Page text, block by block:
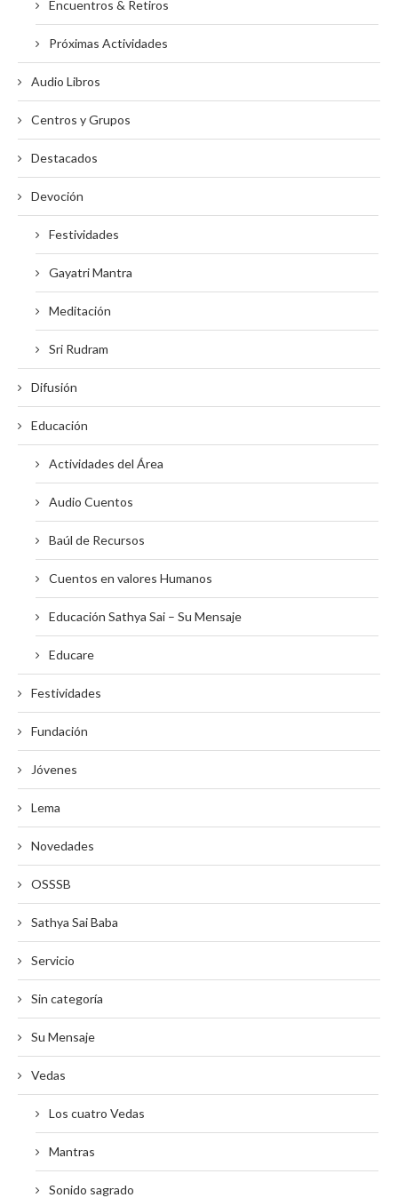
Encuentros & Retiros
Próximas Actividades
Audio Libros
Centros y Grupos
Destacados
Devoción
Festividades
Gayatri Mantra
Meditación
Sri Rudram
Difusión
Educación
Actividades del Área
Audio Cuentos
Baúl de Recursos
Cuentos en valores Humanos
Educación Sathya Sai – Su Mensaje
Educare
Festividades
Fundación
Jóvenes
Lema
Novedades
OSSSB
Sathya Sai Baba
Servicio
Sin categoría
Su Mensaje
Vedas
Los cuatro Vedas
Mantras
Sonido sagrado